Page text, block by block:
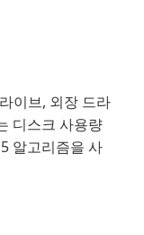
이브, 외장 드라
디스크 사용량
알고리즘을 사